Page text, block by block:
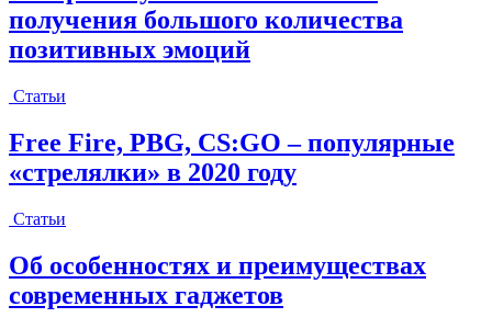
получения большого количества
позитивных эмоций
Статьи
Free Fire, PBG, CS:GO – популярные
«стрелялки» в 2020 году
Статьи
Об особенностях и преимуществах
современных гаджетов